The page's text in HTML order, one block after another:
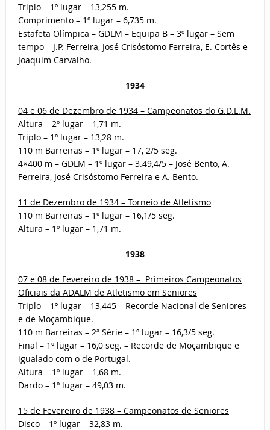
Triplo – 1º lugar – 13,255 m.
Comprimento – 1º lugar – 6,735 m.
Estafeta Olímpica – GDLM – Equipa B – 3º lugar – Sem
tempo – J.P. Ferreira, José Crisóstomo Ferreira, E. Cortês e
Joaquim Carvalho.
1934
04 e 06 de Dezembro de 1934 – Campeonatos do G.D.L.M.
Altura – 2º lugar – 1,71 m.
Triplo – 1º lugar – 13,28 m.
110 m Barreiras – 1º lugar – 17, 2/5 seg.
4×400 m – GDLM – 1º lugar – 3.49,4/5 – José Bento, A.
Ferreira, José Crisóstomo Ferreira e A. Bento.
11 de Dezembro de 1934 – Torneio de Atletismo
110 m Barreiras – 1º lugar – 16,1/5 seg.
Altura – 1º lugar – 1,71 m.
1938
07 e 08 de Fevereiro de 1938 – Primeiros Campeonatos
Oficiais da ADALM de Atletismo em Seniores
Triplo – 1º lugar – 13,445 – Recorde Nacional de Seniores
e de Moçambique.
110 m Barreiras – 2ª Série – 1º lugar – 16,3/5 seg.
Final – 1º lugar – 16,0 seg. – Recorde de Moçambique e
igualado com o de Portugal.
Altura – 1º lugar – 1,68 m.
Dardo – 1º lugar – 49,03 m.
15 de Fevereiro de 1938 – Campeonatos de Seniores
Disco – 1º lugar – 32,83 m.